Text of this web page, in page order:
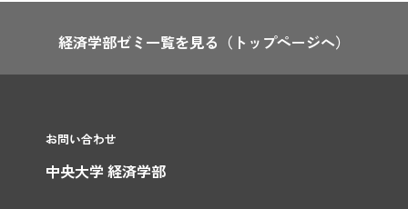
経済学部ゼミ一覧を見る （トップページへ）
お問い合わせ
中央大学 経済学部